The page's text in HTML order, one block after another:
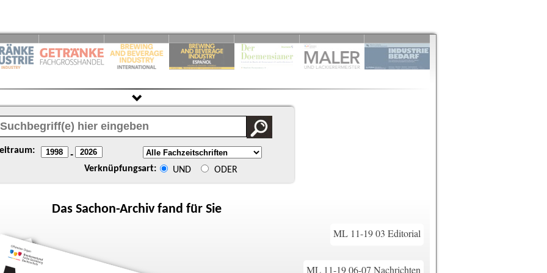
-
Verknüpfungsart: UND ODER
Das Sachon-Archiv fand für Sie
ML 11-19 03 Editorial
ML 11-19 06-07 Nachrichten